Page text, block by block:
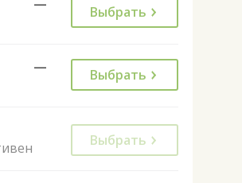
— Выбрать
— Выбрать
Выбрать